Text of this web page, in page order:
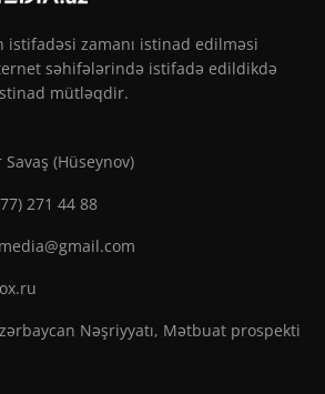
istifadəsi zamanı istinad edilməsi
səhifələrində istifadə edildikdə
mütləqdir.
(Hüseynov)
271 44 88
Nəşriyyatı, Mətbuat prospekti